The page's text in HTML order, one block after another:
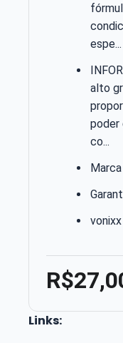
espe...
alto
poder
co...
Links: